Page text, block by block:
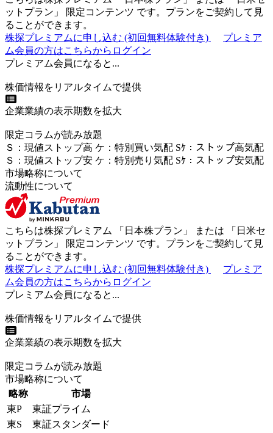
ットプラン 」 限定コンテンツ です。プランをご契約して見
ることができます。
株探プレミアムに申し込む (初回無料体験付き)
プレミア
ム会員の方はこちらからログイン
プレミアム会員になると...
株価情報をリアルタイムで提供
企業業績の表示期数を拡大
限定コラムが読み放題
Ｓ ： 現値ストップ高 ケ ： 特別買い気配 Sｹ ： ストップ高気配
Ｓ ： 現値ストップ安 ケ ： 特別売 り 気配 Sｹ ： ストップ安気配
市場略称について
流動性について
こちらは株探プレミアム 「 日本株プラン 」 または 「 日米セ
ットプラン 」 限定コンテンツ です。プランをご契約して見
ることができます。
株探プレミアムに申し込む (初回無料体験付き)
プレミア
ム会員の方はこちらからログイン
プレミアム会員になると...
株価情報をリアルタイムで提供
企業業績の表示期数を拡大
限定コラムが読み放題
市場略称について
略称
市場
東P
東証プライム
東S
東証スタンダード